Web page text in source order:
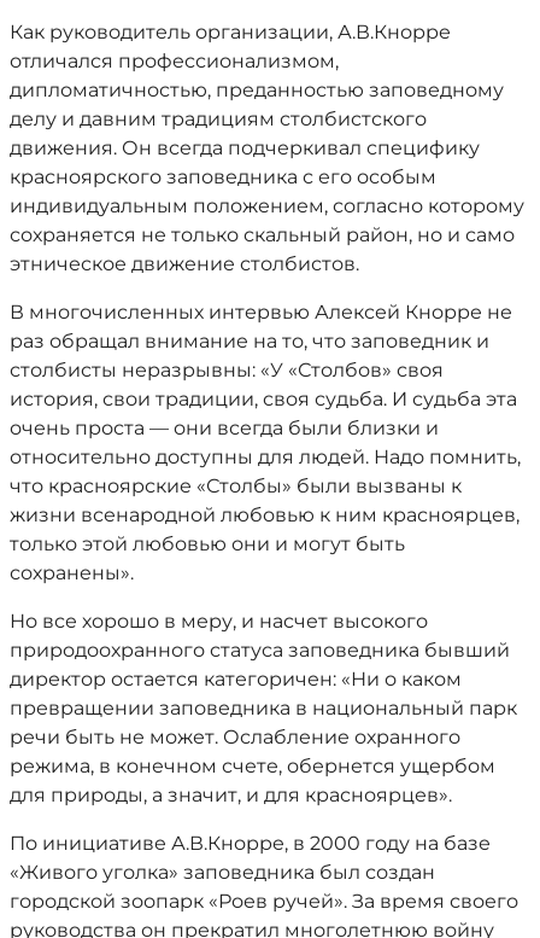
Как руководитель организации, А.В.Кнорре
отличался профессионализмом,
дипломатичностью, преданностью заповедному
делу и давним традициям столбистского
движения. Он всегда подчеркивал специфику
красноярского заповедника с его особым
индивидуальным положением, согласно которому
сохраняется не только скальный район, но и само
этническое движение столбистов.
В многочисленных интервью Алексей Кнорре не
раз обращал внимание на то, что заповедник и
столбисты неразрывны: «У «Столбов» своя
история, свои традиции, своя судьба. И судьба эта
очень проста — они всегда были близки и
относительно доступны для людей. Надо помнить,
что красноярские «Столбы» были вызваны к
жизни всенародной любовью к ним красноярцев,
только этой любовью они и могут быть
сохранены».
Но все хорошо в меру, и насчет высокого
природоохранного статуса заповедника бывший
директор остается категоричен: «Ни о каком
превращении заповедника в национальный парк
речи быть не может. Ослабление охранного
режима, в конечном счете, обернется ущербом
для природы, а значит, и для красноярцев».
По инициативе А.В.Кнорре, в 2000 году на базе
«Живого уголка» заповедника был создан
городской зоопарк «Роев ручей». За время своего
руководства он прекратил многолетнюю войну